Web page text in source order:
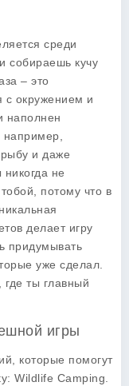
среди
собираешь кучу
– это
с окружением и
наполнен
рыбу и даже
не
потому что в
делает игру
придумывать
уже сделал.
ты главный
игры
которые помогут
Wildlife Camping